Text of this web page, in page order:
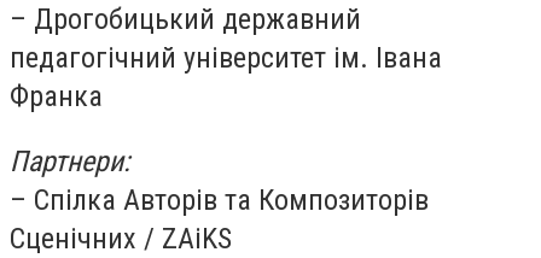
– Дрогобицький державний
педагогічний університет ім. Івана
Франка
Партнери:
– Спілка Авторів та Композиторів
Сценічних / ZAiKS